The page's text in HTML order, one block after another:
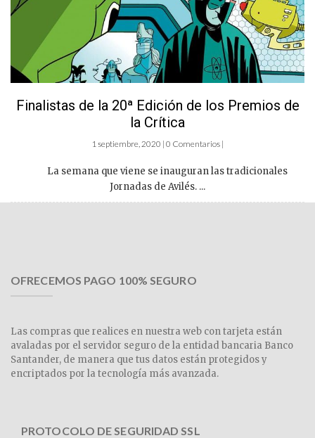
Finalistas de la 20ª Edición de los Premios de
la Crítica
1 septiembre, 2020 | 0 Comentarios |
La semana que viene se inauguran las tradicionales
Jornadas de Avilés. ...
OFRECEMOS PAGO 100% SEGURO
Las compras que realices en nuestra web con tarjeta están
avaladas por el servidor seguro de la entidad bancaria Banco
Santander, de manera que tus datos están protegidos y
encriptados por la tecnología más avanzada.
PROTOCOLO DE SEGURIDAD SSL